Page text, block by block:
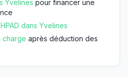
Yvelines pour financer une
dans Yvelines
charge après déduction des